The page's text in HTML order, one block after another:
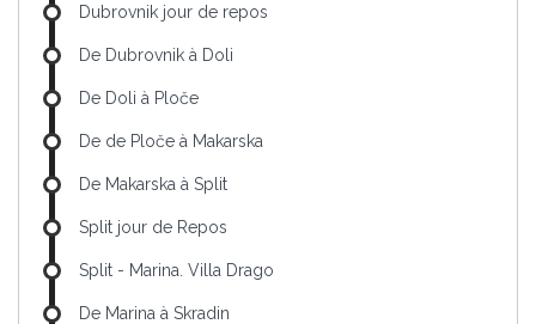
Dubrovnik jour de repos
De Dubrovnik à Doli
De Doli à Ploče
De de Ploče à Makarska
De Makarska à Split
Split jour de Repos
Split - Marina. Villa Drago
De Marina à Skradin